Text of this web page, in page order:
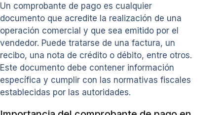
Un comprobante de pago es cualquier
documento que acredite la realización de una
operación comercial y que sea emitido por el
vendedor. Puede tratarse de una factura, un
recibo, una nota de crédito o débito, entre otros.
Este documento debe contener información
específica y cumplir con las normativas fiscales
establecidas por las autoridades.